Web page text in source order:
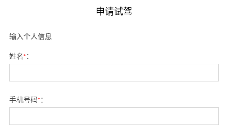
申请试驾
输入个人信息
姓名*：
手机号码*：